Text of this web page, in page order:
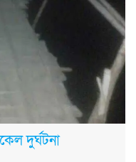
দুর্ঘটনা